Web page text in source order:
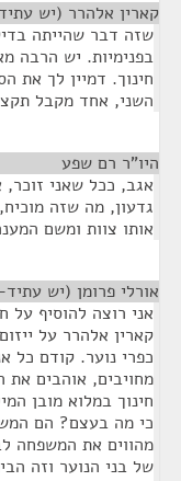
קארין אלהרר (יש
שזה דבר שהייתה
בפנימיות. יש הרבה
חינוך. דמיין לך את
השני, אחד מקבל
היו"ר רם שפע
אגב, ככל שאני זוכר,
גדעון, מה שזה
אותו צוות ומשם
אורלי פרומן (יש
אני רוצה להוסיף על
קארין אלהרר על
כפרי נוער. קודם כל
מחויבים, אוהבים
חינוך במלוא מובן
כי מה בעצם? הם
מהווים את המשפחה
של בני הנוער וזה